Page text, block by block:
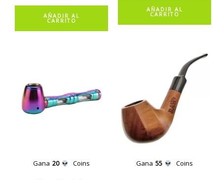
AÑADIR AL
CARRITO
AÑADIR AL
CARRITO
Gana 20 Coins Gana 55 Coins